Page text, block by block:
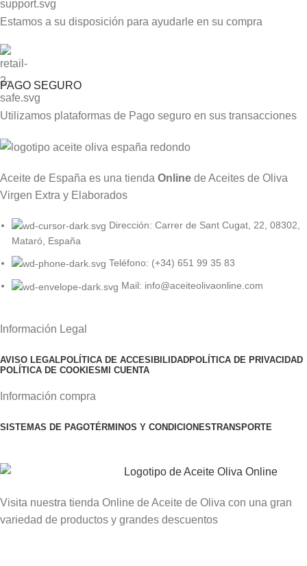
Estamos a su disposición para ayudarle en su compra
PAGO SEGURO
Utilizamos plataformas de Pago seguro en sus transacciones
Aceite de España es una tiendaOnline de Aceites de Oliva
Virgen Extra y Elaborados
Dirección: Carrer de Sant Cugat, 22, 08302,
Mataró, España
Teléfono: (+34) 651 99 35 83
Mail: info@aceiteolivaonline.com
Información Legal
AVISO LEGALPOLÍTICA DE ACCESIBILIDADPOLÍTICA DE PRIVACIDAD
POLÍTICA DE COOKIES MI CUENTA
Información compra
SISTEMAS DE PAGOTÉRMINOS Y CONDICIONESTRANSPORTE
Visita nuestra tienda Online de Aceite de Oliva con una gran
variedad de productos y grandes descuentos